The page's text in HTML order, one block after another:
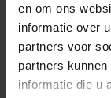
en om ons
informatie over
partners voor
partners
informatie die u